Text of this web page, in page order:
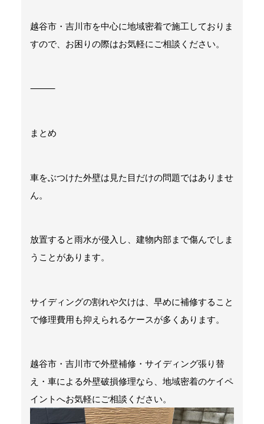
越谷市・吉川市を中心に地域密着で施工しておりま
すので、お困りの際はお気軽にご相談ください。
⸻
まとめ
車をぶつけた外壁は見た目だけの問題ではありませ
ん。
放置すると雨水が侵入し、建物内部まで傷んでしま
うことがあります。
サイディングの割れや欠けは、早めに補修すること
で修理費用も抑えられるケースが多くあります。
越谷市・吉川市で外壁補修・サイディング張り替
え・車による外壁破損修理なら、地域密着のケイペ
イントへお気軽にご相談ください。